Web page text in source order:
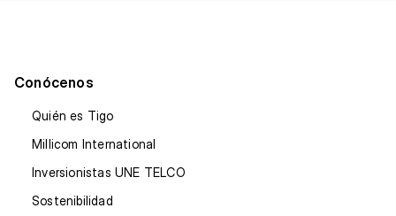
Conócenos
Quién es Tigo
Millicom International
Inversionistas UNE TELCO
Sostenibilidad